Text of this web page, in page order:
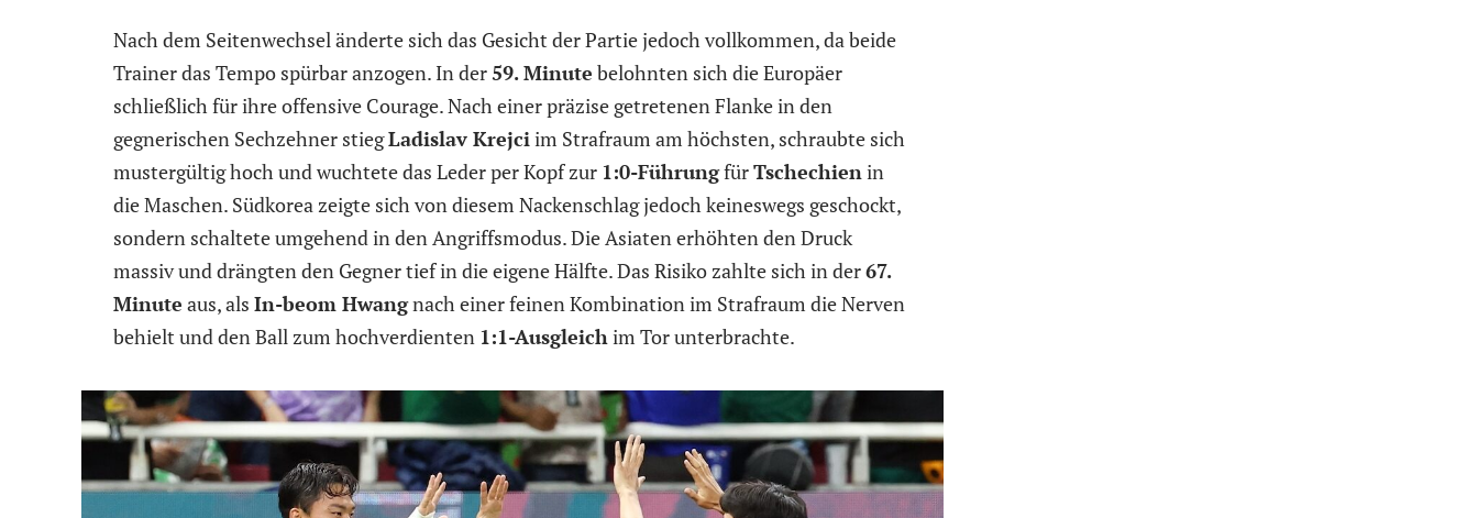
Nach dem Seitenwechsel änderte sich das Gesicht der Partie jedoch vollkommen, da beide
Trainer das Tempo spürbar anzogen. In der59. Minute belohnten sich die Europäer
schließlich für ihre offensive Courage. Nach einer präzise getretenen Flanke in den
gegnerischen Sechzehner stiegLadislav Krejciim Strafraum am höchsten, schraubte sich
mustergültig hoch und wuchtete das Leder per Kopf zur 1:0-FührungfürTschechienin
die Maschen. Südkorea zeigte sich von diesem Nackenschlag jedoch keineswegs geschockt,
sondern schaltete umgehend in den Angriffsmodus. Die Asiaten erhöhten den Druck
massiv und drängten den Gegner tief in die eigene Hälfte. Das Risiko zahlte sich in der67.
Minute aus, als In-beom Hwangnach einer feinen Kombination im Strafraum die Nerven
behielt und den Ball zum hochverdienten 1:1-Ausgleichim Tor unterbrachte.